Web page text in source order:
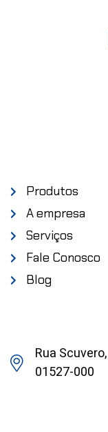
Produtos
A empresa
Serviços
Fale Conosco
Blog
Rua
01527-000